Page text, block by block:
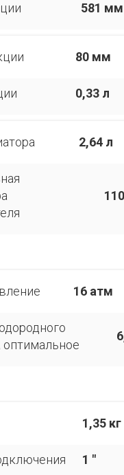
581 мм
80 мм
0,33 л
2,64 л
16 атм
оптимальное
1,35 кг
1 "